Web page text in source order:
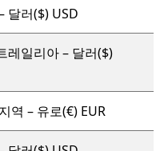
달러($) USD
레일리아 – 달러($)
역 – 유로(€) EUR